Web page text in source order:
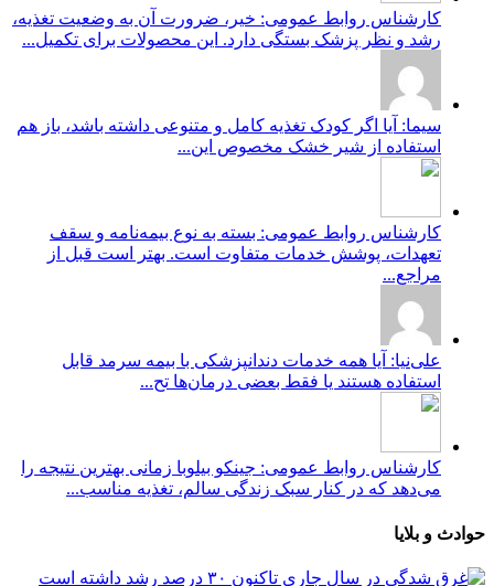
کارشناس روابط عمومی: خیر، ضرورت آن به وضعیت تغذیه،
رشد و نظر پزشک بستگی دارد. این محصولات برای تکمیل...
سیما: آیا اگر کودک تغذیه کامل و متنوعی داشته باشد، باز هم
استفاده از شیر خشک مخصوص این...
کارشناس روابط عمومی: بسته به نوع بیمه‌نامه و سقف
تعهدات، پوشش خدمات متفاوت است. بهتر است قبل از
مراجع...
علی‌نیا: آیا همه خدمات دندانپزشکی با بیمه سرمد قابل
استفاده هستند یا فقط بعضی درمان‌ها تح...
کارشناس روابط عمومی: جینکو بیلوبا زمانی بهترین نتیجه را
می‌دهد که در کنار سبک زندگی سالم، تغذیه مناسب...
حوادث و بلایا